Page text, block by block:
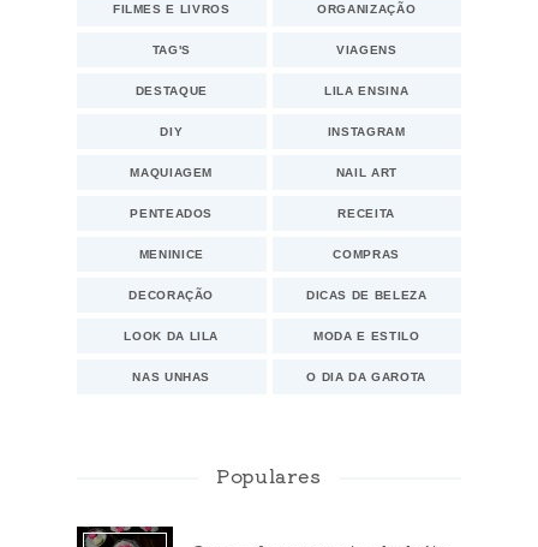
FILMES E LIVROS ORGANIZAÇÃO
TAG'S VIAGENS
DESTAQUE LILA ENSINA
DIY INSTAGRAM
MAQUIAGEM NAIL ART
PENTEADOS RECEITA
MENINICE COMPRAS
DECORAÇÃO DICAS DE BELEZA
LOOK DA LILA MODA E ESTILO
NAS UNHAS O DIA DA GAROTA
Populares